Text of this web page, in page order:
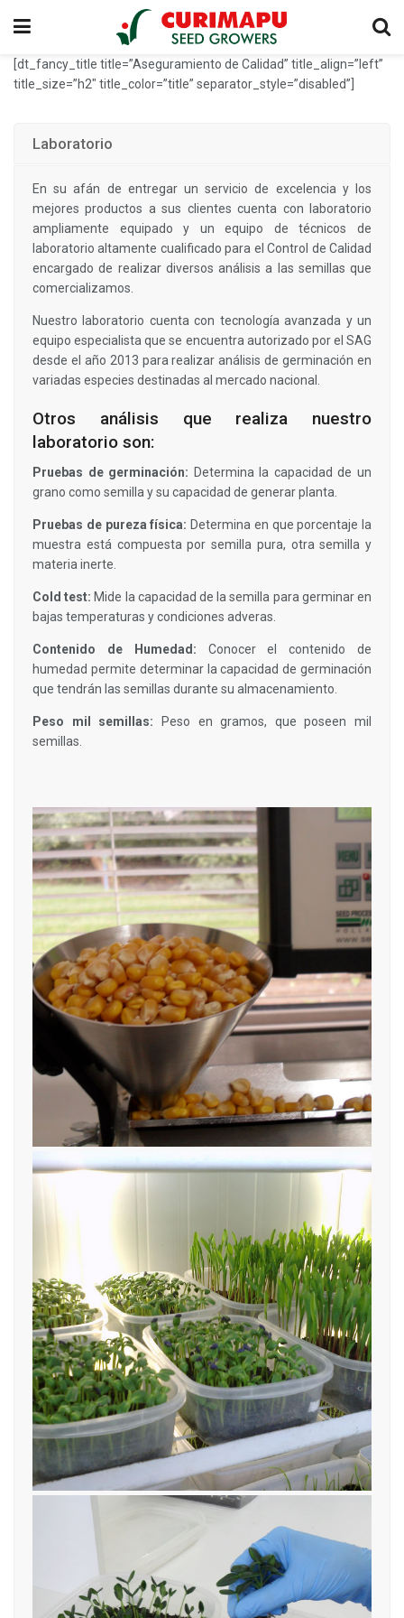
[dt_fancy_title title=”Aseguramiento de Calidad” title_align=”left”
title_size=”h2″ title_color=”title” separator_style=”disabled”]
Laboratorio
En su afán de entregar un servicio de excelencia y los
mejores productos a sus clientes cuenta con laboratorio
ampliamente equipado y un equipo de técnicos de
laboratorio altamente cualificado para el Control de Calidad
encargado de realizar diversos análisis a las semillas que
comercializamos.
Nuestro laboratorio cuenta con tecnología avanzada y un
equipo especialista que se encuentra autorizado por el SAG
desde el año 2013 para realizar análisis de germinación en
variadas especies destinadas al mercado nacional.
Otros análisis que realiza nuestro
laboratorio son:
Pruebas de germinación: Determina la capacidad de un
grano como semilla y su capacidad de generar planta.
Pruebas de pureza física: Determina en que porcentaje la
muestra está compuesta por semilla pura, otra semilla y
materia inerte.
Cold test: Mide la capacidad de la semilla para germinar en
bajas temperaturas y condiciones adveras.
Contenido de Humedad: Conocer el contenido de
humedad permite determinar la capacidad de germinación
que tendrán las semillas durante su almacenamiento.
Peso mil semillas: Peso en gramos, que poseen mil
semillas.